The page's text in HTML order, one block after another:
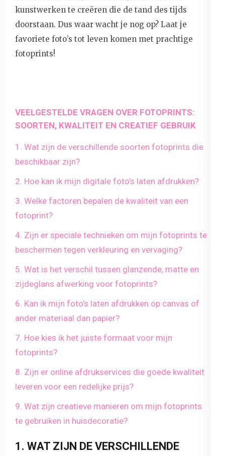
kunstwerken te creëren die de tand des tijds
doorstaan. Dus waar wacht je nog op? Laat je
favoriete foto’s tot leven komen met prachtige
fotoprints!
VEELGESTELDE VRAGEN OVER FOTOPRINTS:
SOORTEN, KWALITEIT EN CREATIEF GEBRUIK
1. Wat zijn de verschillende soorten fotoprints die
beschikbaar zijn?
2. Hoe kan ik mijn digitale foto’s laten afdrukken?
3. Welke factoren bepalen de kwaliteit van een
fotoprint?
4. Zijn er speciale technieken om mijn fotoprints te
beschermen tegen verkleuring en vervaging?
5. Wat is het verschil tussen glanzende, matte en
zijdeglans afwerking voor fotoprints?
6. Kan ik mijn foto’s laten afdrukken op canvas of
ander materiaal dan papier?
7. Hoe kies ik het juiste formaat voor mijn
fotoprints?
8. Zijn er online afdrukservices die goede kwaliteit
leveren voor een redelijke prijs?
9. Wat zijn creatieve manieren om mijn fotoprints
te gebruiken in huisdecoratie?
1. WAT ZIJN DE VERSCHILLENDE